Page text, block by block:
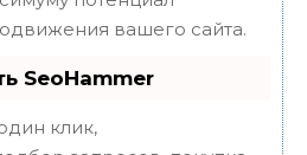
вашего сайта.
SeoHammer
клик,